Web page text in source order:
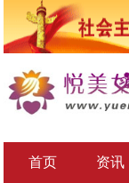
首页 资讯